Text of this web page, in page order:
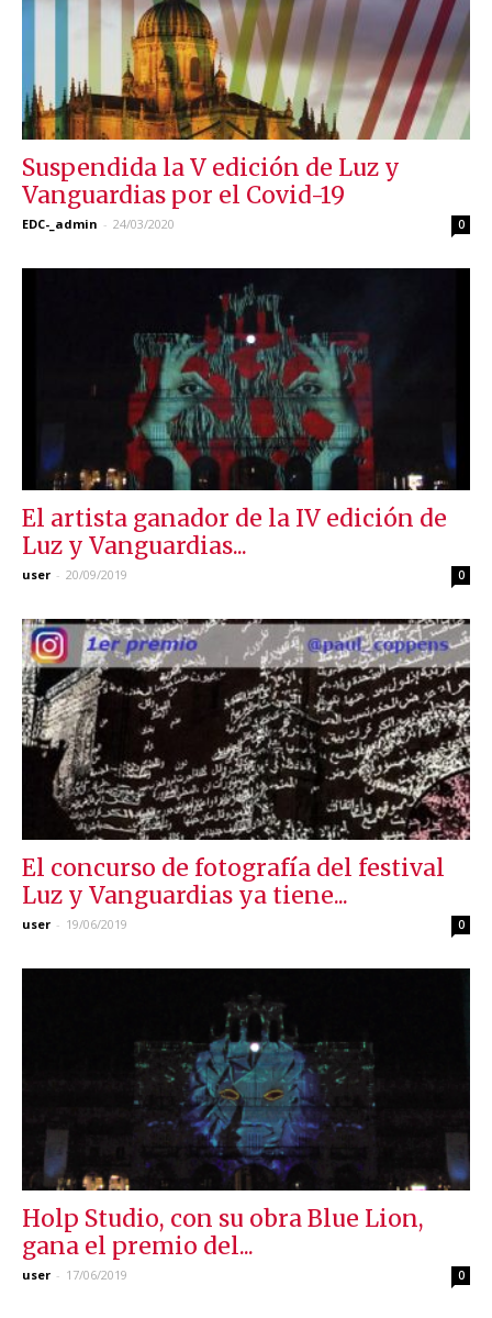
Suspendida la V edición de Luz y
Vanguardias por el Covid-19
EDC-_admin - 24/03/2020 0
El artista ganador de la IV edición de
Luz y Vanguardias...
user - 20/09/2019 0
El concurso de fotografía del festival
Luz y Vanguardias ya tiene...
user - 19/06/2019 0
Holp Studio, con su obra Blue Lion,
gana el premio del...
user - 17/06/2019 0